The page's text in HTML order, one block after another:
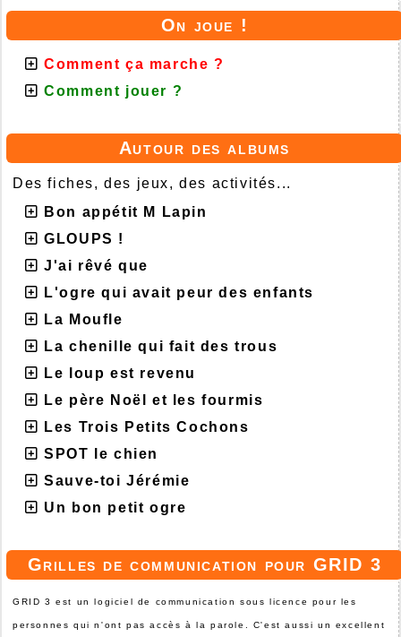
On joue !
Comment ça marche ?
Comment jouer ?
Autour des albums
Des fiches, des jeux, des activités...
Bon appétit M Lapin
GLOUPS !
J'ai rêvé que
L'ogre qui avait peur des enfants
La Moufle
La chenille qui fait des trous
Le loup est revenu
Le père Noël et les fourmis
Les Trois Petits Cochons
SPOT le chien
Sauve-toi Jérémie
Un bon petit ogre
Grilles de communication pour GRID 3
GRID 3 est un logiciel de communication sous licence pour les
personnes qui n'ont pas accès à la parole. C'est aussi un excellent